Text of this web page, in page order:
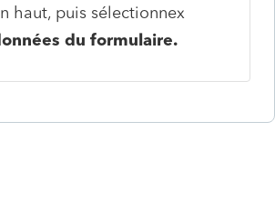
haut, puis sélectionnex
du formulaire.